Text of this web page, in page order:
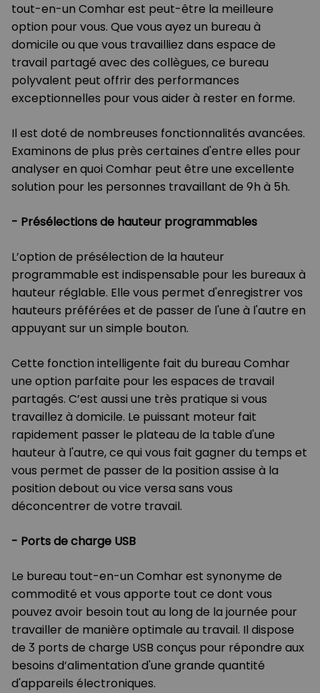
tout-en-un Comhar est peut-être la meilleure
option pour vous. Que vous ayez un bureau à
domicile ou que vous travailliez dans espace de
travail partagé avec des collègues, ce bureau
polyvalent peut offrir des performances
exceptionnelles pour vous aider à rester en forme.
Il est doté de nombreuses fonctionnalités avancées.
Examinons de plus près certaines d'entre elles pour
analyser en quoi Comhar peut être une excellente
solution pour les personnes travaillant de 9h à 5h.
- Présélections de hauteur programmables
L’option de présélection de la hauteur
programmable est indispensable pour les bureaux à
hauteur réglable. Elle vous permet d'enregistrer vos
hauteurs préférées et de passer de l'une à l'autre en
appuyant sur un simple bouton.
Cette fonction intelligente fait du bureau Comhar
une option parfaite pour les espaces de travail
partagés. C’est aussi une très pratique si vous
travaillez à domicile. Le puissant moteur fait
rapidement passer le plateau de la table d'une
hauteur à l'autre, ce qui vous fait gagner du temps et
vous permet de passer de la position assise à la
position debout ou vice versa sans vous
déconcentrer de votre travail.
- Ports de charge USB
Le bureau tout-en-un Comhar est synonyme de
commodité et vous apporte tout ce dont vous
pouvez avoir besoin tout au long de la journée pour
travailler de manière optimale au travail. Il dispose
de 3 ports de charge USB conçus pour répondre aux
besoins d’alimentation d'une grande quantité
d'appareils électroniques.